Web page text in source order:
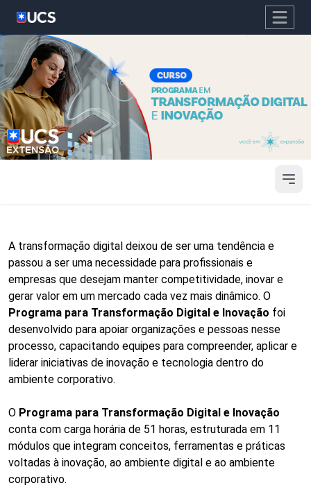
A transformação digital deixou de ser uma tendência e
passou a ser uma necessidade para profissionais e
empresas que desejam manter competitividade, inovar e
gerar valor em um mercado cada vez mais dinâmico. O
Programa para Transformação Digital e Inovação foi
desenvolvido para apoiar organizações e pessoas nesse
processo, capacitando equipes para compreender, aplicar e
liderar iniciativas de inovação e tecnologia dentro do
ambiente corporativo.
O Programa para Transformação Digital e Inovação
conta com carga horária de 51 horas, estruturada em 11
módulos que integram conceitos, ferramentas e práticas
voltadas à inovação, ao ambiente digital e ao ambiente
corporativo.